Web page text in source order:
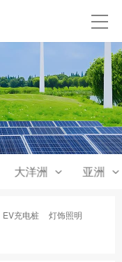
大洋洲 亚洲
EV充电桩
灯饰照明